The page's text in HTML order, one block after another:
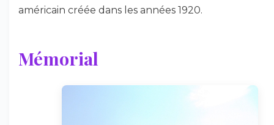
américain créée dans les années 1920.
Mémorial